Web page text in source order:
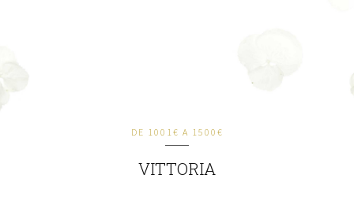
DE 1001€ A 1500€
VITTORIA